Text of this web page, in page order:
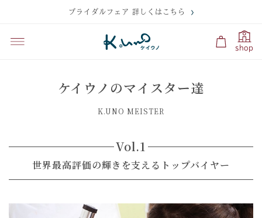
ブライダルフェア 詳しくはこちら
shop
ケイウノのマイスター達
K.UNO MEISTER
Vol.1
世界最高評価の輝きを支えるトップバイヤー